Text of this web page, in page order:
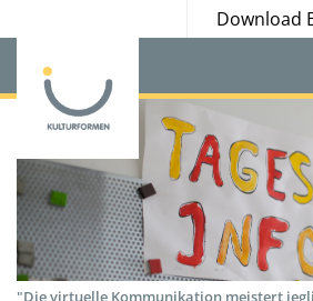
Download
"Die virtuelle Kommunikation meistert